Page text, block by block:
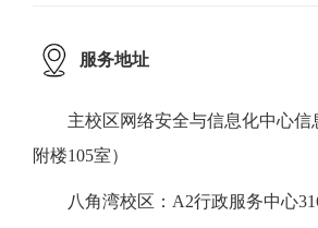
服务地址
主校区网络安全与信息化中心
附楼105室）
八角湾校区：A2行政服务中心